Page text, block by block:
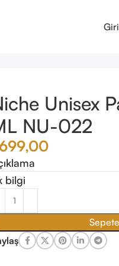
Unisex
NU-022
bilgi